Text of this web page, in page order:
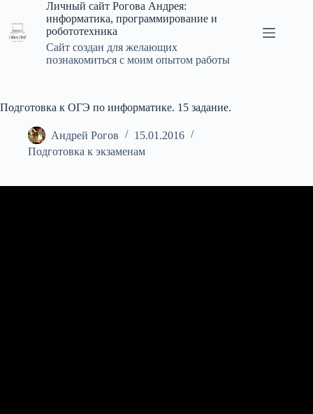
сути
Личный сайт Рогова Андрея:
информатика, программирование и
робототехника
Сайт создан для желающих
познакомиться с моим опытом работы
Подготовка к ОГЭ по информатике. 15 задание.
Андрей Рогов
15.01.2016
Подготовка к экзаменам